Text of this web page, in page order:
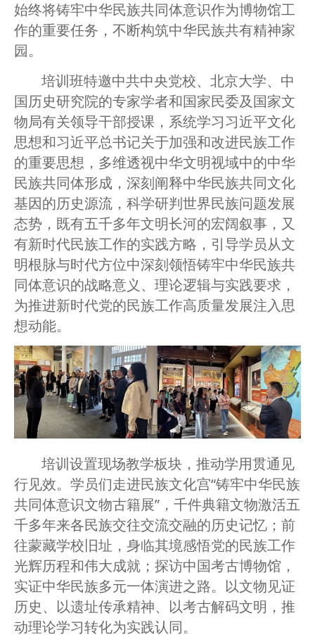
始终将铸牢中华民族共同体意识作为博物馆工
作的重要任务，不断构筑中华民族共有精神家
园。
培训班特邀中共中央党校、北京大学、中
国历史研究院的专家学者和国家民委及国家文
物局有关领导干部授课，系统学习习近平文化
思想和习近平总书记关于加强和改进民族工作
的重要思想，多维透视中华文明视域中的中华
民族共同体形成，深刻阐释中华民族共同文化
基因的历史源流，科学研判世界民族问题发展
态势，既有五千多年文明长河的宏阔叙事，又
有新时代民族工作的实践方略，引导学员从文
明根脉与时代方位中深刻领悟铸牢中华民族共
同体意识的战略意义、理论逻辑与实践要求，
为推进新时代党的民族工作高质量发展注入思
想动能。
培训设置现场教学板块，推动学用贯通见
行见效。学员们走进民族文化宫“铸牢中华民族
共同体意识文物古籍展”，千件典籍文物激活五
千多年来各民族交往交流交融的历史记忆；前
往蒙藏学校旧址，身临其境感悟党的民族工作
光辉历程和伟大成就；探访中国考古博物馆，
实证中华民族多元一体演进之路。以文物见证
历史、以遗址传承精神、以考古解码文明，推
动理论学习转化为实践认同。